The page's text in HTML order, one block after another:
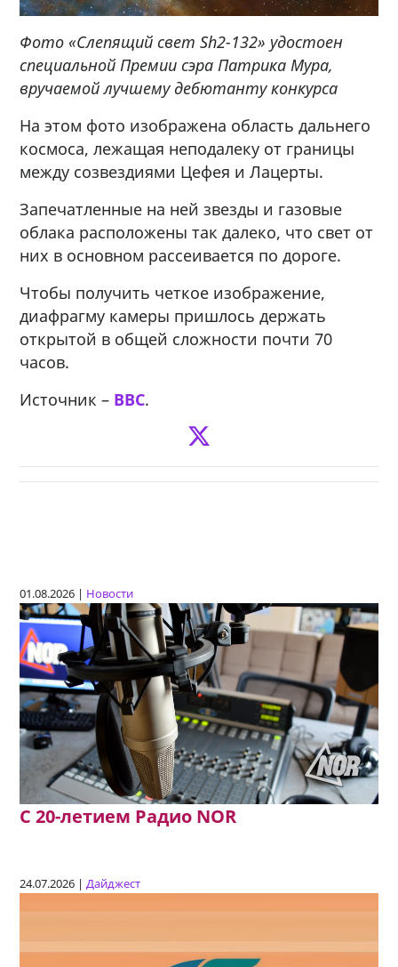
Фото «Слепящий свет Sh2-132» удостоен
специальной Премии сэра Патрика Мура,
вручаемой лучшему дебютанту конкурса
На этом фото изображена область дальнего
космоса, лежащая неподалеку от границы
между созвездиями Цефея и Лацерты.
Запечатленные на ней звезды и газовые
облака расположены так далеко, что свет от
них в основном рассеивается по дороге.
Чтобы получить четкое изображение,
диафрагму камеры пришлось держать
открытой в общей сложности почти 70
часов.
Источник – BBC.
01.08.2026 | Новости
C 20-летием Радио NOR
24.07.2026 |Дайджест